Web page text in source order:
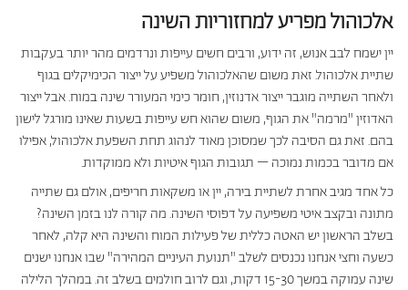
אלכוהול מפריע למחזוריות השינה
יין ישמח לבב אנוש, זה ידוע, ורבים חשים עייפות ונרדמים מהר יותר בעקבות
שתיית אלכוהול. זאת משום שהאלכוהול משפיע על ייצור הכימיקלים בגוף
ולאחר השתייה מוגבר ייצור אדנוזין, חומר כימי המעורר שינה במוח. אבל ייצור
האדוזין "מרמה" את הגוף, משום שהוא חש עייפות בשעות שאינו מורגל לישון
בהם. זאת גם הסיבה לכך שמסוכן מאוד לנהוג תחת השפעת אלכוהול, אפילו
אם מדובר בכמות נמוכה – תגובות הגוף איטיות ולא ממוקדות.
כל אחד מגיב אחרת לשתיית בירה, יין או משקאות חריפים, אולם גם שתייה
מתונה ובקצב איטי משפיעה על דפוסי השינה. מה קורה לנו בזמן השינה?
בשלב הראשון יש האטה כללית של פעילות המוח והשינה היא קלה, לאחר
כשעה וחצי אנחנו נכנסים לשלב "תנועת העיניים המהירה" שבו אנחנו ישנים
שינה עמוקה במשך 15-30 דקות, וגם לרוב חולמים בשלב זה. במהלך הלילה